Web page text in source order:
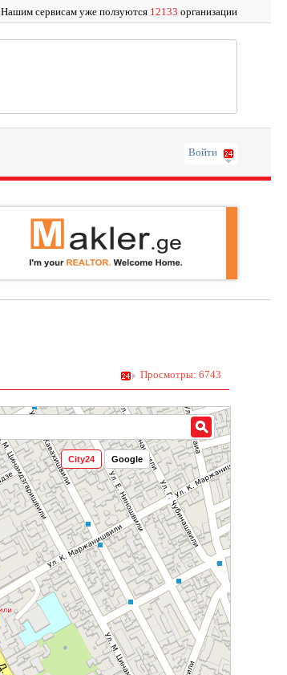
Нашим сервисам уже ползуются 12133 организации
Войти
Просмотры: 6743
City24 Google